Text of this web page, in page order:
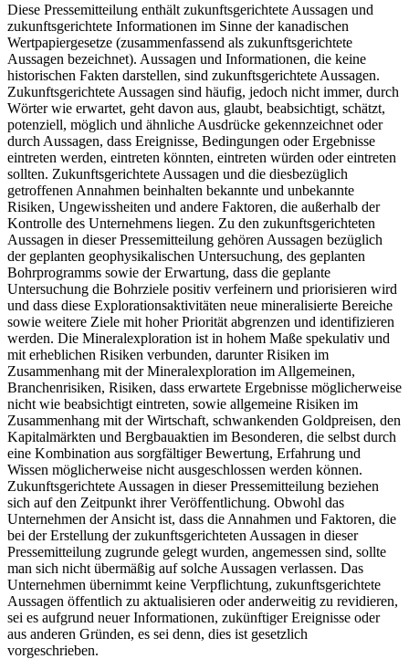
Diese Pressemitteilung enthält zukunftsgerichtete Aussagen und
zukunftsgerichtete Informationen im Sinne der kanadischen
Wertpapiergesetze (zusammenfassend als zukunftsgerichtete
Aussagen bezeichnet). Aussagen und Informationen, die keine
historischen Fakten darstellen, sind zukunftsgerichtete Aussagen.
Zukunftsgerichtete Aussagen sind häufig, jedoch nicht immer, durch
Wörter wie erwartet, geht davon aus, glaubt, beabsichtigt, schätzt,
potenziell, möglich und ähnliche Ausdrücke gekennzeichnet oder
durch Aussagen, dass Ereignisse, Bedingungen oder Ergebnisse
eintreten werden, eintreten könnten, eintreten würden oder eintreten
sollten. Zukunftsgerichtete Aussagen und die diesbezüglich
getroffenen Annahmen beinhalten bekannte und unbekannte
Risiken, Ungewissheiten und andere Faktoren, die außerhalb der
Kontrolle des Unternehmens liegen. Zu den zukunftsgerichteten
Aussagen in dieser Pressemitteilung gehören Aussagen bezüglich
der geplanten geophysikalischen Untersuchung, des geplanten
Bohrprogramms sowie der Erwartung, dass die geplante
Untersuchung die Bohrziele positiv verfeinern und priorisieren wird
und dass diese Explorationsaktivitäten neue mineralisierte Bereiche
sowie weitere Ziele mit hoher Priorität abgrenzen und identifizieren
werden. Die Mineralexploration ist in hohem Maße spekulativ und
mit erheblichen Risiken verbunden, darunter Risiken im
Zusammenhang mit der Mineralexploration im Allgemeinen,
Branchenrisiken, Risiken, dass erwartete Ergebnisse möglicherweise
nicht wie beabsichtigt eintreten, sowie allgemeine Risiken im
Zusammenhang mit der Wirtschaft, schwankenden Goldpreisen, den
Kapitalmärkten und Bergbauaktien im Besonderen, die selbst durch
eine Kombination aus sorgfältiger Bewertung, Erfahrung und
Wissen möglicherweise nicht ausgeschlossen werden können.
Zukunftsgerichtete Aussagen in dieser Pressemitteilung beziehen
sich auf den Zeitpunkt ihrer Veröffentlichung. Obwohl das
Unternehmen der Ansicht ist, dass die Annahmen und Faktoren, die
bei der Erstellung der zukunftsgerichteten Aussagen in dieser
Pressemitteilung zugrunde gelegt wurden, angemessen sind, sollte
man sich nicht übermäßig auf solche Aussagen verlassen. Das
Unternehmen übernimmt keine Verpflichtung, zukunftsgerichtete
Aussagen öffentlich zu aktualisieren oder anderweitig zu revidieren,
sei es aufgrund neuer Informationen, zukünftiger Ereignisse oder
aus anderen Gründen, es sei denn, dies ist gesetzlich
vorgeschrieben.